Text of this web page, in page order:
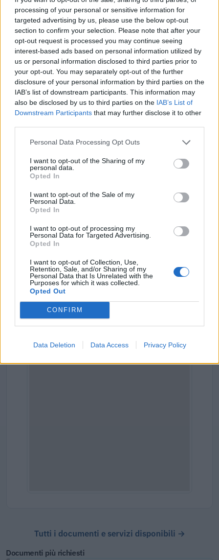
processing of your personal or sensitive information for
targeted advertising by us, please use the below opt-out
section to confirm your selection. Please note that after your
opt-out request is processed you may continue seeing
interest-based ads based on personal information utilized by
us or personal information disclosed to third parties prior to
your opt-out. You may separately opt-out of the further
disclosure of your personal information by third parties on the
IAB’s list of downstream participants. This information may
also be disclosed by us to third parties on the IAB’s List of
Downstream Participants that may further disclose it to other
Personal Data Processing Opt Outs
I want to opt-out of the Sharing of my
personal data.
Opted In
I want to opt-out of the Sale of my
Personal Data.
Opted In
I want to opt-out of processing my
Personal Data for Targeted Advertising.
Opted In
I want to opt-out of Collection, Use,
Retention, Sale, and/or Sharing of my
Personal Data that Is Unrelated with the
Purposes for which it was collected.
Opted Out
CONFIRM
Data Deletion Data Access Privacy Policy
2016 € 1.742.700 —
-38,1%
Margine netto
€ 1.536.897
Fatturato per dipendente
Indicatori calcolati dai dati dell'ultimo bilancio disponibile.
Confronto di settore
Il fatturato di Fornace Di Bassignana Degli Eredi Di
Francesco Pasetti Srl ( 1.536.897 euro) è
in linea con la
mediana delle aziende dello stesso settore in provincia di
1.692.529 euro
Elaborazione sui bilanci depositati (Registro Imprese). Mediana per
divisione ATECO e provincia.
Dove si trova
Indirizzo: Piazza Della Liberta' 12, 15042
Comune: Bassignana
Provincia:Alessandria
Regione:Piemonte
Tutti i documenti e servizi disponibili →
Documenti più richiesti